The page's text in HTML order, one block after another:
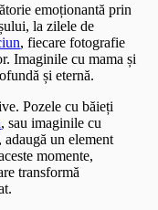
emoționantă prin
la zilele de
, fiecare fotografie
Imaginile cu mama și
și eternă.
Pozele cu băieți
, sau imaginile cu
un element
momente,
transformă